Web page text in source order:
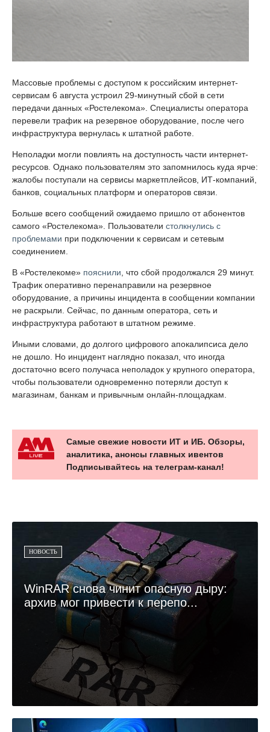
Массовые проблемы с доступом к российским интернет-
сервисам 6 августа устроил 29-минутный сбой в сети
передачи данных «Ростелекома». Специалисты оператора
перевели трафик на резервное оборудование, после чего
инфраструктура вернулась к штатной работе.
Неполадки могли повлиять на доступность части интернет-
ресурсов. Однако пользователям это запомнилось куда ярче:
жалобы поступали на сервисы маркетплейсов, ИТ-компаний,
банков, социальных платформ и операторов связи.
Больше всего сообщений ожидаемо пришло от абонентов
самого «Ростелекома». Пользователи столкнулись с
проблемами при подключении к сервисам и сетевым
соединением.
В «Ростелекоме» пояснили , что сбой продолжался 29 минут.
Трафик оперативно перенаправили на резервное
оборудование, а причины инцидента в сообщении компании
не раскрыли. Сейчас, по данным оператора, сеть и
инфраструктура работают в штатном режиме.
Иными словами, до долгого цифрового апокалипсиса дело
не дошло. Но инцидент наглядно показал, что иногда
достаточно всего получаса неполадок у крупного оператора,
чтобы пользователи одновременно потеряли доступ к
магазинам, банкам и привычным онлайн-площадкам.
Самые свежие новости ИТ и ИБ. Обзоры,
аналитика, анонсы главных ивентов
Подписывайтесь на телеграм-канал!
НОВОСТЬ
WinRAR снова чинит опасную дыру:
архив мог привести к перепо...